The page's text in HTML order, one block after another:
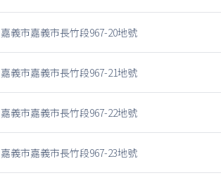
嘉義市嘉義市長竹段967-20地號
嘉義市嘉義市長竹段967-21地號
嘉義市嘉義市長竹段967-22地號
嘉義市嘉義市長竹段967-23地號